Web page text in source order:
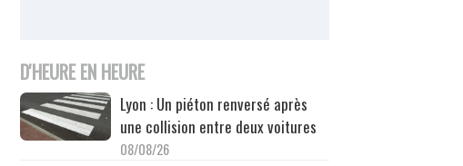
D'HEURE EN HEURE
Lyon : Un piéton renversé après
une collision entre deux voitures
08/08/26